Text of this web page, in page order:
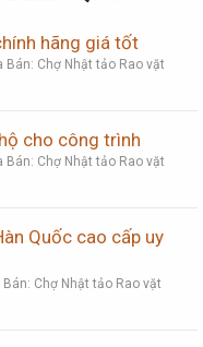
hãng giá tốt
Bán: Chợ Nhật tảo Rao vặt
cho công trình
Bán: Chợ Nhật tảo Rao vặt
Quốc cao cấp uy
Bán: Chợ Nhật tảo Rao vặt